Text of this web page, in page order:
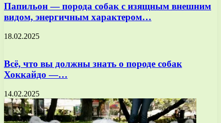
Папильон — порода собак с изящным внешним
видом, энергичным характером…
18.02.2025
Всё, что вы должны знать о породе собак
Хоккайдо —…
14.02.2025